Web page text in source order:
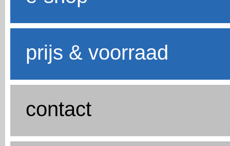
prijs & voorraad
contact